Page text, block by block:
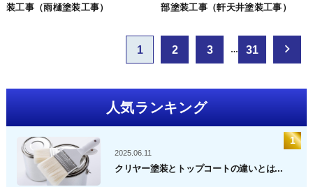
装工事（雨樋塗装工事）
部塗装工事（軒天井塗装工事）
ビ
ー
1 2 3 … 31
人気ランキング
2025.06.11
クリヤー塗装とトップコートの違いとは...